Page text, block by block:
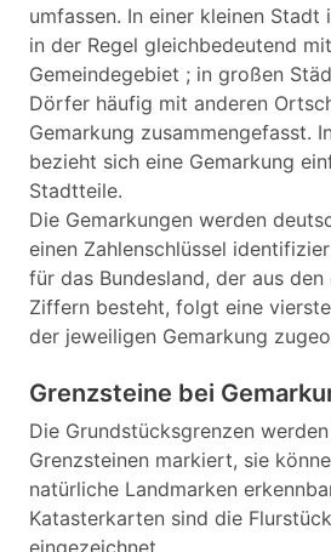
umfassen. In einer kleinen Stadt
in der Regel gleichbedeutend
Gemeindegebiet ; in großen
Dörfer häufig mit anderen
Gemarkung zusammengefasst.
bezieht sich eine Gemarkung
Stadtteile.
Die Gemarkungen werden
einen Zahlenschlüssel
für das Bundesland, der aus den
Ziffern besteht, folgt eine
der jeweiligen Gemarkung
Grenzsteine bei
Die Grundstücksgrenzen
Grenzsteinen markiert, sie
natürliche Landmarken
Katasterkarten sind die
eingezeichnet.